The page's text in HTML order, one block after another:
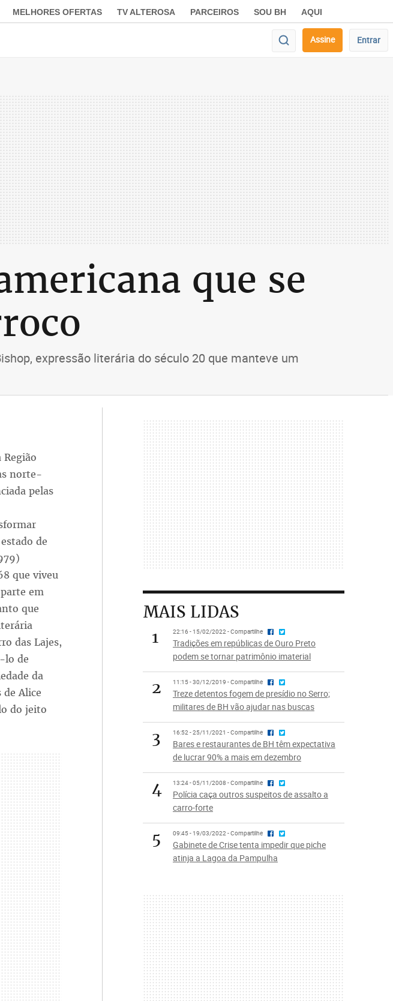
MELHORES OFERTAS TV ALTEROSA PARCEIROS SOU BH AQUI
Assine Entrar
que se
expressão literária do século 20 que manteve um
norte-
pelas
de
que viveu
em
que
das Lajes,
lo de
da
Alice
do jeito
MAIS LIDAS
1
22:16 - 15/02/2022 - Compartilhe
Tradições em repúblicas de Ouro Preto
podem se tornar patrimônio imaterial
2 11:15 - 30/12/2019 - Compartilhe
Treze detentos fogem de presídio no Serro;
militares de BH vão ajudar nas buscas
3 16:52 - 25/11/2021 - Compartilhe
Bares e restaurantes de BH têm expectativa
de lucrar 90% a mais em dezembro
4 13:24 - 05/11/2008 - Compartilhe
Polícia caça outros suspeitos de assalto a
carro-forte
5 09:45 - 19/03/2022 - Compartilhe
Gabinete de Crise tenta impedir que piche
atinja a Lagoa da Pampulha